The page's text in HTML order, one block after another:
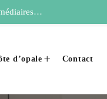
d’opale Contact